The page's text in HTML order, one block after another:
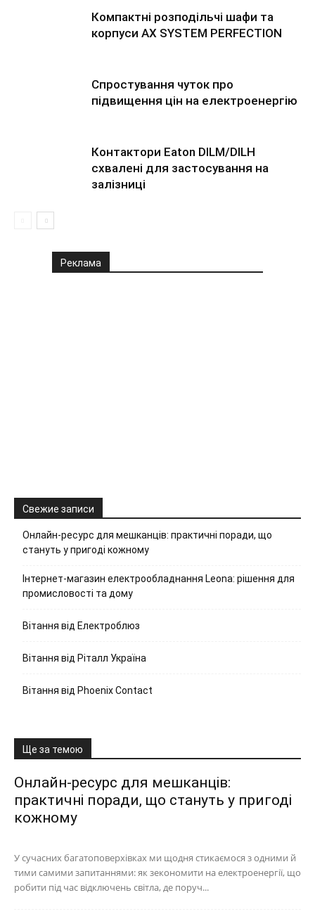
Компактні розподільчі шафи та
корпуси AX SYSTEM PERFECTION
Спростування чуток про
підвищення цін на електроенергію
Контактори Eaton DILM/DILH
схвалені для застосування на
залізниці
Реклама
Свежие записи
Онлайн-ресурс для мешканців: практичні поради, що
стануть у пригоді кожному
Інтернет-магазин електрообладнання Leona: рішення для
промисловості та дому
Вітання від Електроблюз
Вітання від Ріталл Україна
Вітання від Phoenix Contact
Ще за темою
Онлайн-ресурс для мешканців:
практичні поради, що стануть у пригоді
кожному
У сучасних багатоповерхівках ми щодня стикаємося з одними й
тими самими запитаннями: як зекономити на електроенергії, що
робити під час відключень світла, де поруч...